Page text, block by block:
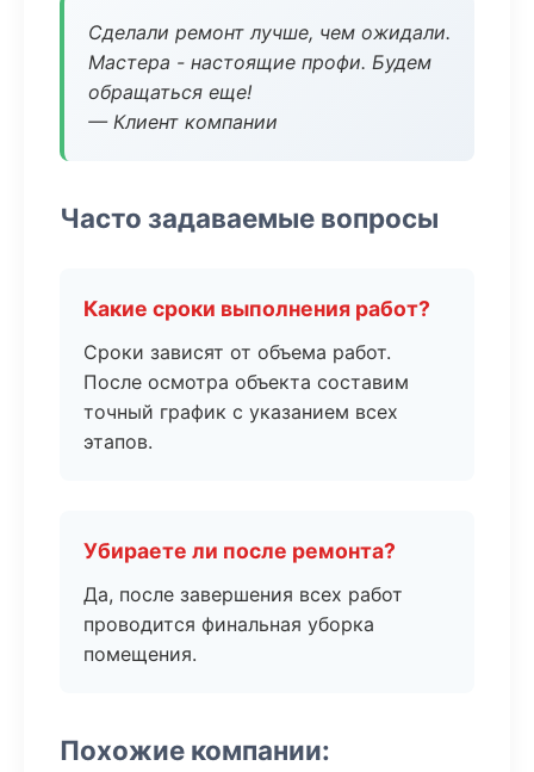
Сделали ремонт лучше, чем ожидали.
Мастера - настоящие профи. Будем
обращаться еще!
— Клиент компании
Часто задаваемые вопросы
Какие сроки выполнения работ?
Сроки зависят от объема работ.
После осмотра объекта составим
точный график с указанием всех
этапов.
Убираете ли после ремонта?
Да, после завершения всех работ
проводится финальная уборка
помещения.
Похожие компании: